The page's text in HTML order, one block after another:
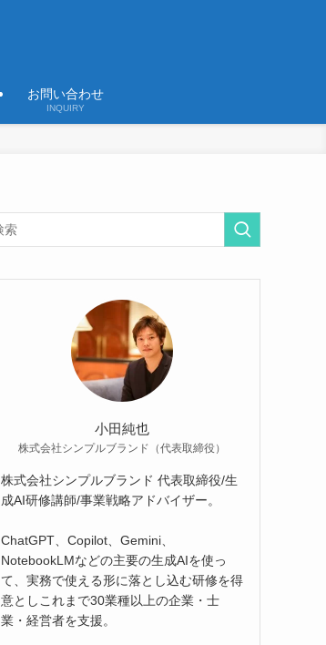
お問い合わせ
INQUIRY
小田純也
株式会社シンプルブランド（代表取締役）
株式会社シンプルブランド 代表取締役/生
成AI研修講師/事業戦略アドバイザー。
ChatGPT、Copilot、Gemini、
NotebookLMなどの主要の生成AIを使っ
て、実務で使える形に落とし込む研修を得
意としこれまで30業種以上の企業・士
業・経営者を支援。